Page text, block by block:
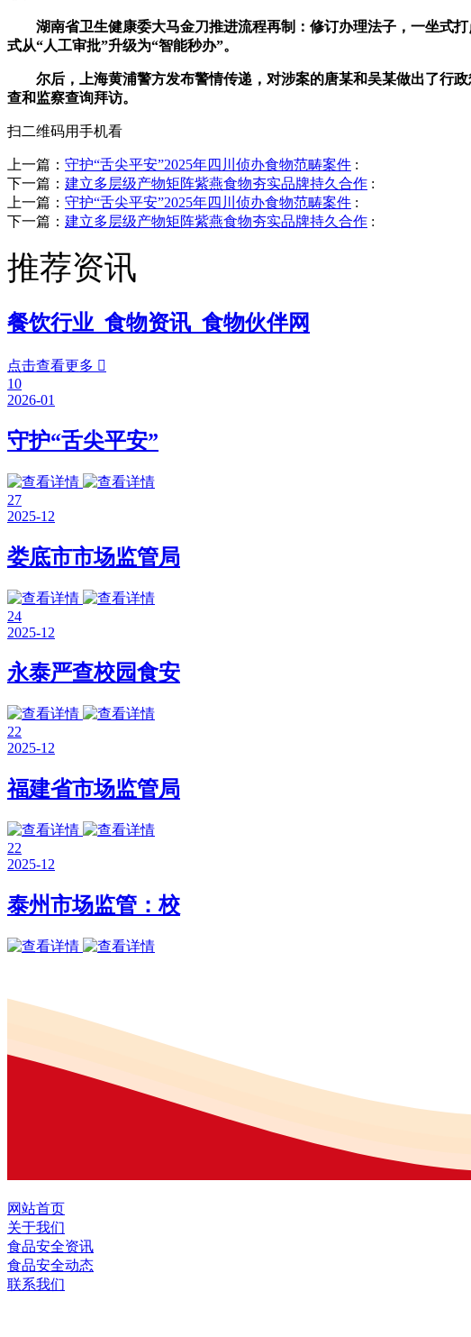
湖南省卫生健康委大马金刀推进流程再制：修订办理法子，一坐式打
式从“人工审批”升级为“智能秒办”。
尔后，上海黄浦警方发布警情传递，对涉案的唐某和吴某做出了行政
查和监察查询拜访。
扫二维码用手机看
上一篇： 守护“舌尖平安”2025年四川侦办食物范畴案件 :
下一篇： 建立多层级产物矩阵紫燕食物夯实品牌持久合作 :
上一篇： 守护“舌尖平安”2025年四川侦办食物范畴案件 :
下一篇： 建立多层级产物矩阵紫燕食物夯实品牌持久合作 :
推荐资讯
餐饮行业_食物资讯_食物伙伴网
点击查看更多 
10
2026-01
守护“舌尖平安”
27
2025-12
娄底市市场监管局
24
2025-12
永泰严查校园食安
22
2025-12
福建省市场监管局
22
2025-12
泰州市场监管：校
网站首页
关于我们
食品安全资讯
食品安全动态
联系我们